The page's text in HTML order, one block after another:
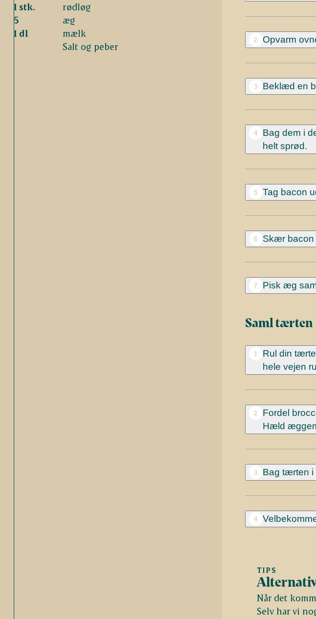
1 stk.
rødløg
5
æg
1 dl
mælk
Salt og peber
2 Opvarm
3 Beklæd en
4
Bag dem i
helt sprød.
5 Tag bacon
6 Skær bacon
7 Pisk æg
Saml tærten
1
Rul din
hele vejen
2
Fordel
Hæld
3 Bag tærten i
4
TIPS
Når det
Selv har vi